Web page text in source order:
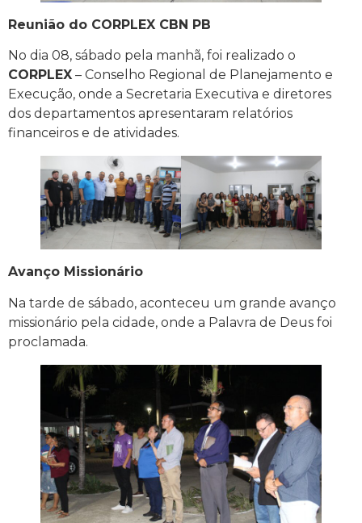
Reunião do CORPLEX CBN PB
No dia 08, sábado pela manhã, foi realizado o
CORPLEX – Conselho Regional de Planejamento e
Execução, onde a Secretaria Executiva e diretores
dos departamentos apresentaram relatórios
financeiros e de atividades.
Avanço Missionário
Na tarde de sábado, aconteceu um grande avanço
missionário pela cidade, onde a Palavra de Deus foi
proclamada.